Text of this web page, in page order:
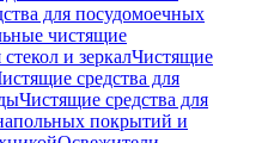
для посудомоечных
чистящие
и зеркалЧистящие
средства для
Чистящие средства для
покрытий и